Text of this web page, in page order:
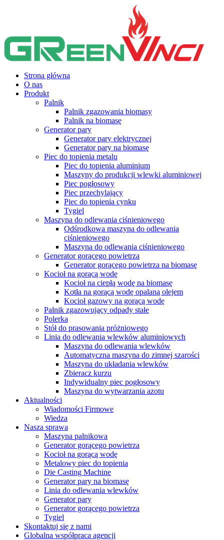
Strona główna
O nas
Produkt
Palnik
Palnik zgazowania biomasy
Palnik na biomasę
Generator pary
Generator pary elektrycznej
Generator pary na biomasę
Piec do topienia metalu
Piec do topienia aluminium
Maszyny do produkcji wlewki aluminiowej
Piec pogłosowy
Piec przechylający
Piec do topienia cynku
Tygiel
Maszyna do odlewania ciśnieniowego
Odśrodkowa maszyna do odlewania
ciśnieniowego
Maszyna do odlewania ciśnieniowego
Generator gorącego powietrza
Generator gorącego powietrza na biomasę
Kocioł na gorącą wodę
Kocioł na ciepłą wodę na biomasę
Kotła na gorącą wodę opalaną olejem
Kocioł gazowy na gorącą wodę
Palnik zgazowujący odpady stałe
Polerka
Stół do prasowania próżniowego
Linia do odlewania wlewków aluminiowych
Maszyna do odlewania wlewków
Automatyczna maszyna do zimnej szarości
Maszyna do układania wlewków
Zbieracz kurzu
Indywidualny piec pogłosowy
Maszyna do wytwarzania azotu
Aktualności
Wiadomości Firmowe
Wiedza
Nasza sprawa
Maszyna palnikowa
Generator gorącego powietrza
Kocioł na gorącą wodę
Metalowy piec do topienia
Die Casting Machine
Generator pary na biomasę
Linia do odlewania wlewków
Generator pary
Generator gorącego powietrza
Tygiel
Skontaktuj się z nami
Globalna współpraca agencji